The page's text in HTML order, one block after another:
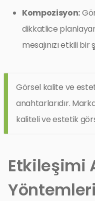
Kompozisyon:
dikkatlice
mesajınızı etkili
Görsel kalite ve
anahtarlarıdır.
kaliteli ve estetik
Etkileşimi
Yöntemleri